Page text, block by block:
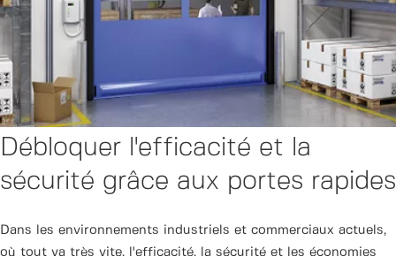
Débloquer l'efficacité et la
sécurité grâce aux portes rapides
Dans les environnements industriels et commerciaux actuels,
où tout va très vite, l'efficacité, la sécurité et les économies